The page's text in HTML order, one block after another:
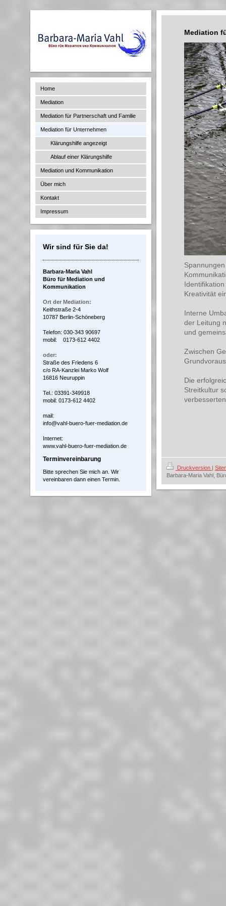
Home
Mediation
Mediation für Partnerschaft und Familie
Mediation für Unternehmen
Klärungshilfe angezeigt
Ablauf einer Klärungshilfe
Mediation und Kommunikation
Über mich
Kontakt
Impressum
Wir sind für Sie da!
Barbara-Maria Vahl
Büro für Mediation und
Kommunikation
Ort der Mediation:
Keithstraße 2-4
10787 Berlin-Schöneberg
Telefon: 030-343 90697
mobil: 0173-612 4402
oder:
Straße des Friedens 6
c/o RA-Kanzlei Marko Wolf
16816 Neuruppin
Tel.: 03391-349918
mobil: 0173-612 4402
mail:
info@vahl-buero-fuer-mediation.de
Internet:
www.vahl-buero-fuer-mediation.de
Terminvereinbarung
Bitte sprechen Sie mich an. Wir
vereinbaren dann einen Termin.
Mediation
Kreativität
Interne
der Leitung
und
Zwischen
Die
Streitkultur
Druckversion |
Barbara-Maria Vahl,